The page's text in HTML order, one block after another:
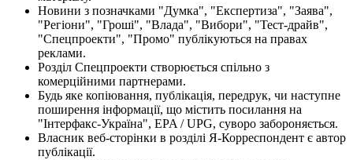
Новини з позначками "Думка", "Експертиза", "Заява",
"Регіони", "Гроші", "Влада", "Вибори", "Тест-драйв",
"Спецпроекти", "Промо" публікуються на правах
реклами.
Розділ Спецпроекти створюється спільно з
комерційними партнерами.
Будь яке копіювання, публікація, передрук, чи наступне
поширення інформації, що містить посилання на
"Інтерфакс-Україна", EPA / UPG, суворо забороняється.
Власник веб-сторінки в розділі Я-Корреспондент є автор
публікації.